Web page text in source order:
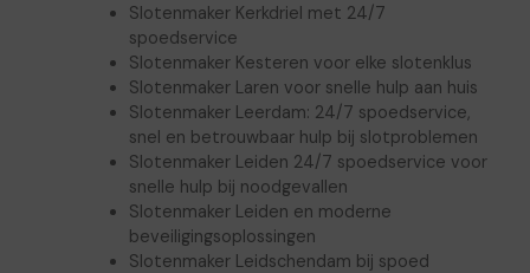
Slotenmaker Kerkdriel met 24/7
spoedservice
Slotenmaker Kesteren voor elke slotenklus
Slotenmaker Laren voor snelle hulp aan huis
Slotenmaker Leerdam: 24/7 spoedservice,
snel en betrouwbaar hulp bij slotproblemen
Slotenmaker Leiden 24/7 spoedservice voor
snelle hulp bij noodgevallen
Slotenmaker Leiden en moderne
beveiligingsoplossingen
Slotenmaker Leidschendam bij spoed